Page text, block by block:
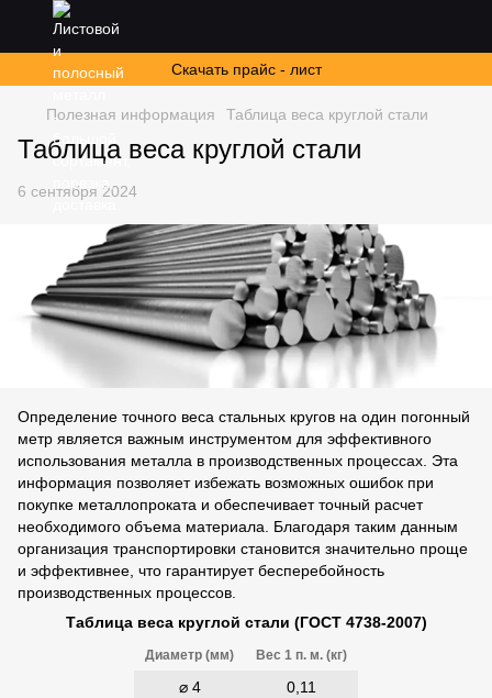
Скачать прайс - лист
Полезная информация Таблица веса круглой стали
Таблица веса круглой стали
6 сентября 2024
Определение точного веса стальных кругов на один погонный
метр является важным инструментом для эффективного
использования металла в производственных процессах. Эта
информация позволяет избежать возможных ошибок при
покупке металлопроката и обеспечивает точный расчет
необходимого объема материала. Благодаря таким данным
организация транспортировки становится значительно проще
и эффективнее, что гарантирует бесперебойность
производственных процессов.
Таблица веса круглой стали (ГОСТ 4738-2007)
Диаметр (мм) Вес 1 п. м. (кг)
⌀ 4
0,11